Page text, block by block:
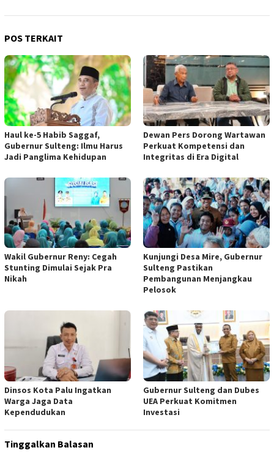
POS TERKAIT
Haul ke-5 Habib Saggaf,
Gubernur Sulteng: Ilmu Harus
Jadi Panglima Kehidupan
Dewan Pers Dorong Wartawan
Perkuat Kompetensi dan
Integritas di Era Digital
Wakil Gubernur Reny: Cegah
Stunting Dimulai Sejak Pra
Nikah
Kunjungi Desa Mire, Gubernur
Sulteng Pastikan
Pembangunan Menjangkau
Pelosok
Dinsos Kota Palu Ingatkan
Warga Jaga Data
Kependudukan
Gubernur Sulteng dan Dubes
UEA Perkuat Komitmen
Investasi
Tinggalkan Balasan